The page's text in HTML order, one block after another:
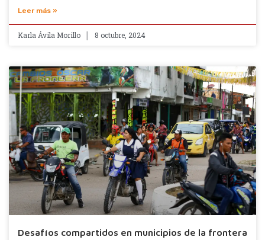
Leer más »
Karla Ávila Morillo 8 octubre, 2024
Desafíos compartidos en municipios de la frontera